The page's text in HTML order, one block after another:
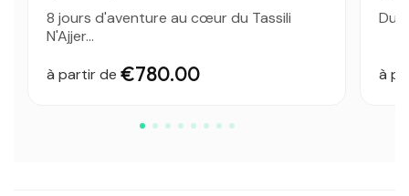
8 jours d'aventure au cœur du Tassili
N'Ajjer...
à partir de €780.00
Du
à